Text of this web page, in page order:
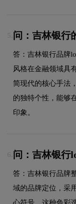
5. 问：吉林银行
答：吉林银行品牌
风格在金融领域具
简现代的核心手法
的独特个性，能够
印象。
6. 问：吉林银行
答：吉林银行品牌
域的品牌定位，采